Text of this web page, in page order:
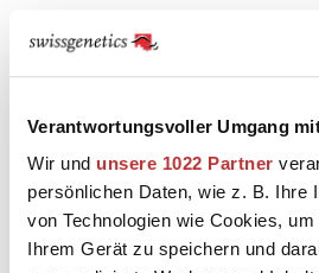
Verantwortungsvoller Umgang
Wir und unsere 1022 Partner
persönlichen Daten, wie z. B. Ihre
von Technologien wie Cookies,
Ihrem Gerät zu speichern und